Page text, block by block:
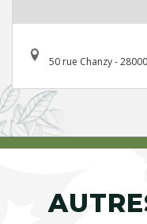
50 rue Chanzy -